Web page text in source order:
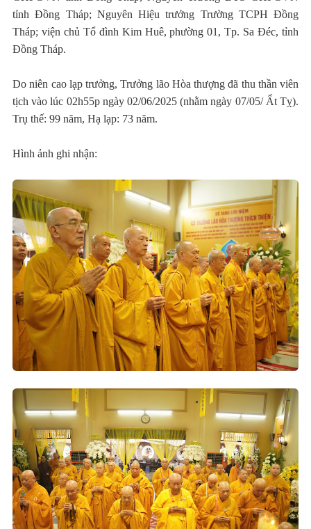
tỉnh Đồng Tháp; Nguyên Hiệu trưởng Trường TCPH Đồng
Tháp; viện chủ Tổ đình Kim Huê, phường 01, Tp. Sa Đéc, tỉnh
Đồng Tháp.
Do niên cao lạp trưởng, Trưởng lão Hòa thượng đã thu thần viên
tịch vào lúc 02h55p ngày 02/06/2025 (nhằm ngày 07/05/ Ất Tỵ).
Trụ thế: 99 năm, Hạ lạp: 73 năm.
Hình ảnh ghi nhận: